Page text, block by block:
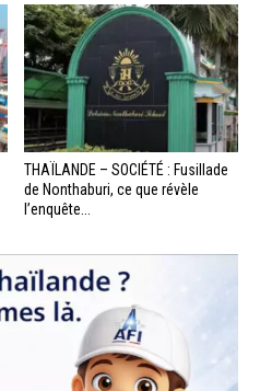
THAÏLANDE – SOCIÉTÉ : Fusillade
de Nonthaburi, ce que révèle
l’enquête...